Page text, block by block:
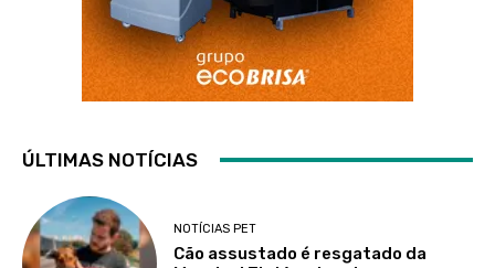
ÚLTIMAS NOTÍCIAS
NOTÍCIAS PET
Cão assustado é resgatado da